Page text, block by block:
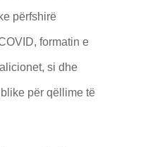
përfshirë
formatin e
si dhe
për qëllime të